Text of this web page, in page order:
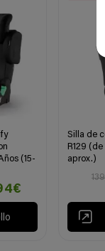
(15-
Silla de
R129 (de
aprox.)